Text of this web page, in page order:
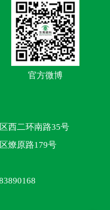
官方微博
西二环南路35号
燎原路179号